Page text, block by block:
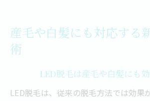
産毛や白髪にも対応する
術
LED脱毛は産毛や白髪にも
LED脱毛は、従来の脱毛方法では効果